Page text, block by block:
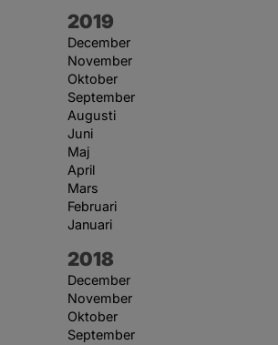
År:
2019
December
November
Oktober
September
Augusti
Juni
Maj
April
Mars
Februari
Januari
År:
2018
December
November
Oktober
September